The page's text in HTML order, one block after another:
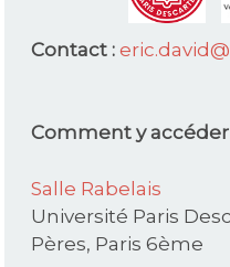
Contact :
Comment y accéder
Salle Rabelais
Université Paris
Pères, Paris 6ème